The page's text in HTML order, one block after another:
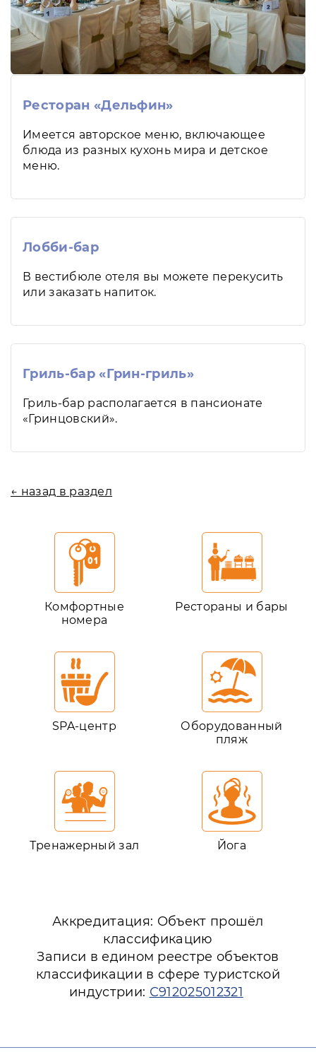
Ресторан «Дельфин»
Имеется авторское меню, включающее
блюда из разных кухонь мира и детское
меню.
Лобби-бар
В вестибюле отеля вы можете перекусить
или заказать напиток.
Гриль-бар «Грин-гриль»
Гриль-бар располагается в пансионате
«Гринцовский».
← назад в раздел
Комфортные
номера
Рестораны и бары
SPA-центр
Оборудованный
пляж
Тренажерный зал Йога
Аккредитация: Объект прошёл
классификацию
Записи в едином реестре объектов
классификации в сфере туристской
индустрии: С912025012321